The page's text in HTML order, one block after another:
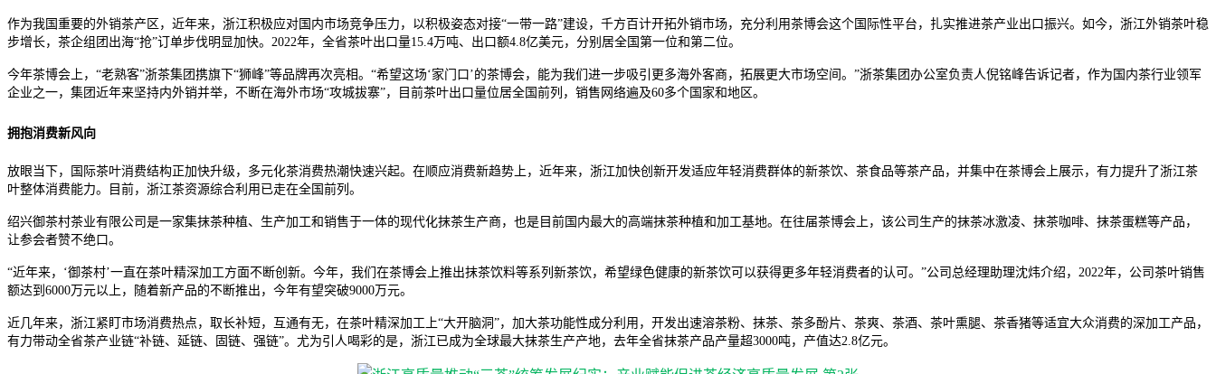
作为我国重要的外销茶产区，近年来，浙江积极应对国内市场竞争压力，以积极姿态对接“一带一路”建设，千方百计开拓外销市场，充分利用茶博会这个国际性平台，扎实推进茶产业出口振兴。如今，浙江外销茶叶稳
步增长，茶企组团出海“抢”订单步伐明显加快。2022年，全省茶叶出口量15.4万吨、出口额4.8亿美元，分别居全国第一位和第二位。
今年茶博会上，“老熟客”浙茶集团携旗下“狮峰”等品牌再次亮相。“希望这场‘家门口’的茶博会，能为我们进一步吸引更多海外客商，拓展更大市场空间。”浙茶集团办公室负责人倪铭峰告诉记者，作为国内茶行业领军
企业之一，集团近年来坚持内外销并举，不断在海外市场“攻城拔寨”，目前茶叶出口量位居全国前列，销售网络遍及60多个国家和地区。
拥抱消费新风向
放眼当下，国际茶叶消费结构正加快升级，多元化茶消费热潮快速兴起。在顺应消费新趋势上，近年来，浙江加快创新开发适应年轻消费群体的新茶饮、茶食品等茶产品，并集中在茶博会上展示，有力提升了浙江茶
叶整体消费能力。目前，浙江茶资源综合利用已走在全国前列。
绍兴御茶村茶业有限公司是一家集抹茶种植、生产加工和销售于一体的现代化抹茶生产商，也是目前国内最大的高端抹茶种植和加工基地。在往届茶博会上，该公司生产的抹茶冰激凌、抹茶咖啡、抹茶蛋糕等产品，
让参会者赞不绝口。
“近年来，‘御茶村’一直在茶叶精深加工方面不断创新。今年，我们在茶博会上推出抹茶饮料等系列新茶饮，希望绿色健康的新茶饮可以获得更多年轻消费者的认可。”公司总经理助理沈炜介绍，2022年，公司茶叶销售
额达到6000万元以上，随着新产品的不断推出，今年有望突破9000万元。
近几年来，浙江紧盯市场消费热点，取长补短，互通有无，在茶叶精深加工上“大开脑洞”，加大茶功能性成分利用，开发出速溶茶粉、抹茶、茶多酚片、茶爽、茶酒、茶叶熏腿、茶香猪等适宜大众消费的深加工产品，
有力带动全省茶产业链“补链、延链、固链、强链”。尤为引人喝彩的是，浙江已成为全球最大抹茶生产产地，去年全省抹茶产品产量超3000吨，产值达2.8亿元。